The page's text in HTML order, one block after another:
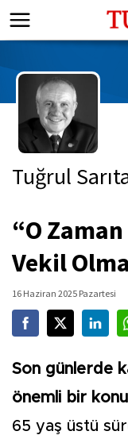
Tuğrul
“O
Vekil
16 Haziran 2025 Pazartesi
Son günlerde
önemli bir
65 yaş üstü